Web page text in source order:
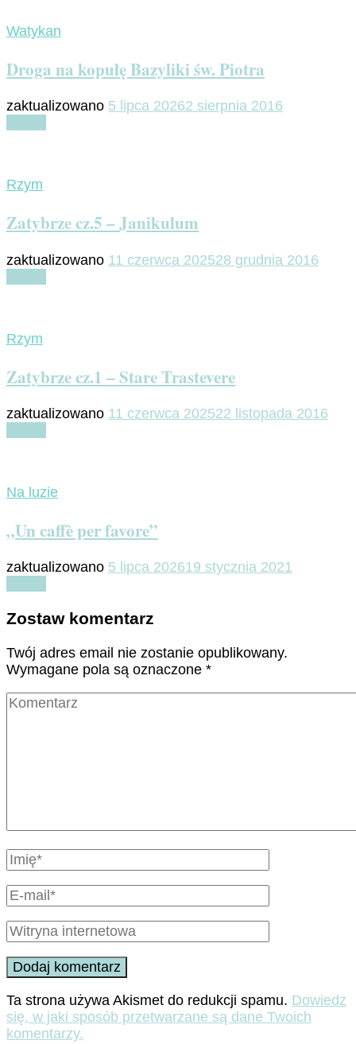
Watykan
Droga na kopułę Bazyliki św. Piotra
zaktualizowano 5 lipca 20262 sierpnia 2016
Rzym
Zatybrze cz.5 – Janikulum
zaktualizowano 11 czerwca 202528 grudnia 2016
Rzym
Zatybrze cz.1 – Stare Trastevere
zaktualizowano 11 czerwca 202522 listopada 2016
Na luzie
„Un caffè per favore”
zaktualizowano 5 lipca 202619 stycznia 2021
Zostaw komentarz
Twój adres email nie zostanie opublikowany.
Wymagane pola są oznaczone *
Ta strona używa Akismet do redukcji spamu. Dowiedz
się, w jaki sposób przetwarzane są dane Twoich
komentarzy.